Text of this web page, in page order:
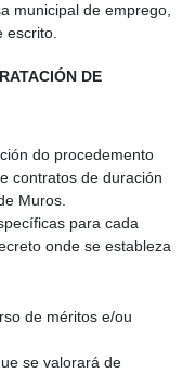
municipal de emprego,
escrito.
DE
do procedemento
contratos de duración
Muros.
para cada
onde se estableza
de méritos e/ou
se valorará de